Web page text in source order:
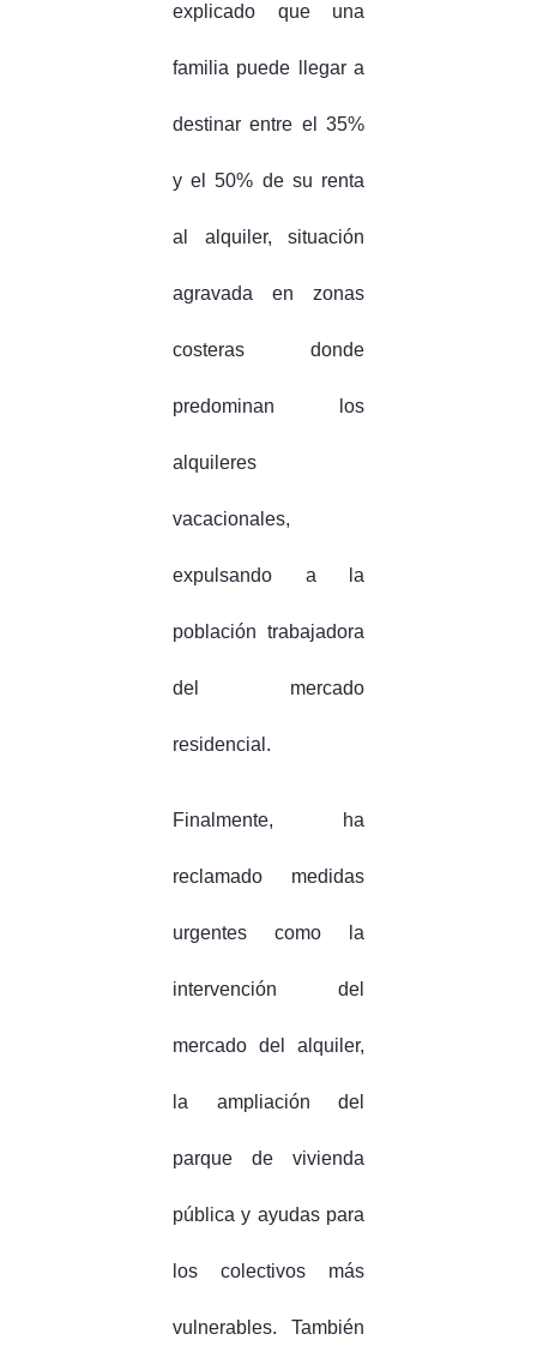
explicado que una
familia puede llegar a
destinar entre el 35%
y el 50% de su renta
al alquiler, situación
agravada en zonas
costeras donde
predominan los
alquileres
vacacionales,
expulsando a la
población trabajadora
del mercado
residencial.
Finalmente, ha
reclamado medidas
urgentes como la
intervención del
mercado del alquiler,
la ampliación del
parque de vivienda
pública y ayudas para
los colectivos más
vulnerables. También